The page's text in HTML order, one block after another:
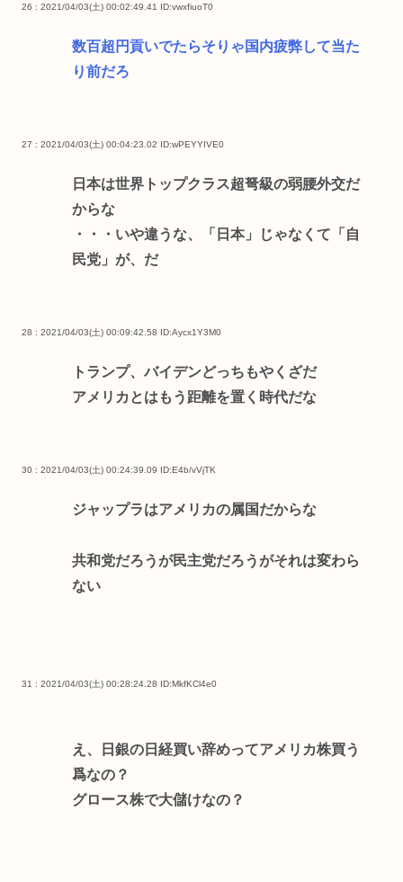
26 : 2021/04/03(土) 00:02:49.41 ID:vwxfiuoT0
数百超円貢いでたらそりゃ国内疲弊して当た
り前だろ
27 : 2021/04/03(土) 00:04:23.02 ID:wPEYYIVE0
日本は世界トップクラス超弩級の弱腰外交だ
からな
・・・いや違うな、「日本」じゃなくて「自
民党」が、だ
28 : 2021/04/03(土) 00:09:42.58 ID:Aycx1Y3M0
トランプ、バイデンどっちもやくざだ
アメリカとはもう距離を置く時代だな
30 : 2021/04/03(土) 00:24:39.09 ID:E4b/vVjTK
ジャップラはアメリカの属国だからな
共和党だろうが民主党だろうがそれは変わら
ない
31 : 2021/04/03(土) 00:28:24.28 ID:MkfKCl4e0
え、日銀の日経買い辞めってアメリカ株買う
爲なの？
グロース株で大儲けなの？